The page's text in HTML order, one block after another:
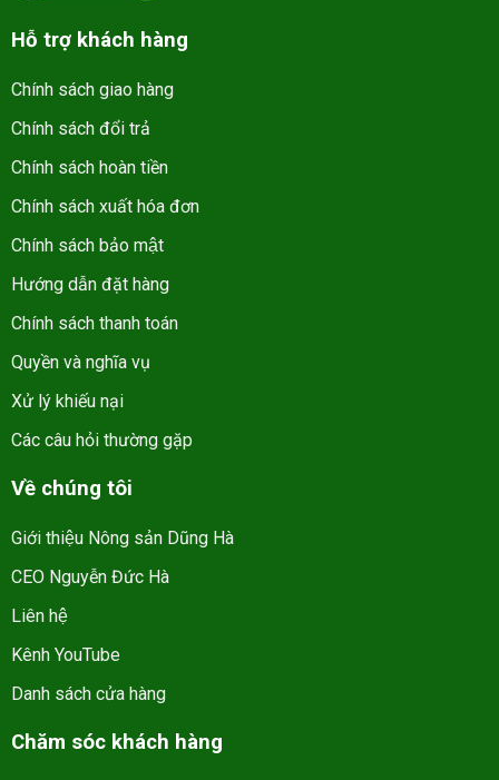
Hỗ trợ khách hàng
Chính sách giao hàng
Chính sách đổi trả
Chính sách hoàn tiền
Chính sách xuất hóa đơn
Chính sách bảo mật
Hướng dẫn đặt hàng
Chính sách thanh toán
Quyền và nghĩa vụ
Xử lý khiếu nại
Các câu hỏi thường gặp
Về chúng tôi
Giới thiệu Nông sản Dũng Hà
CEO Nguyễn Đức Hà
Liên hệ
Kênh YouTube
Danh sách cửa hàng
Chăm sóc khách hàng